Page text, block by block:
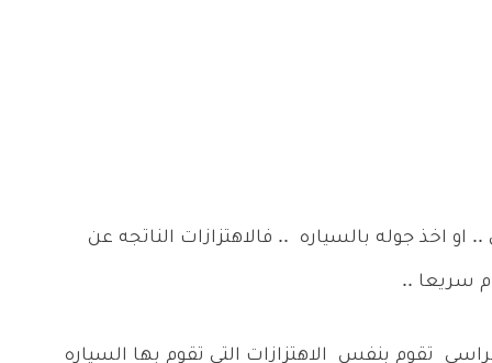
او اخذ جوله بالسياره .. فالاهتزازات الناتجه عن
سريعا ..
تقوم بنفس الاهتزازات التي تقوم بها السياره